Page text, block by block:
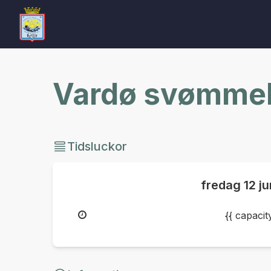
Vardø
Tidsluckor
fredag 12
{{